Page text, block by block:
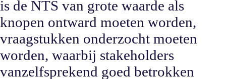
is de NTS van grote waarde als
knopen ontward moeten worden,
vraagstukken onderzocht moeten
worden, waarbij stakeholders
vanzelfsprekend goed betrokken